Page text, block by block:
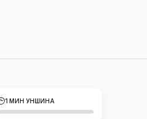
1 МИН УНШИНА